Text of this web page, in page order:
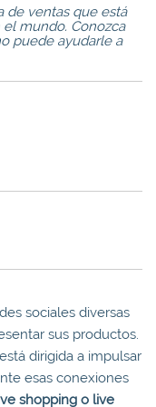
de ventas que está
mundo. Conozca
puede ayudarle a
sociales diversas
sus productos.
dirigida a impulsar
esas conexiones
shopping o live